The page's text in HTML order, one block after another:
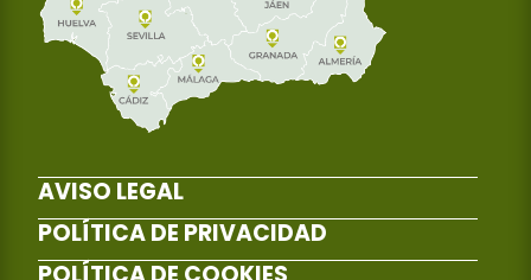
AVISO LEGAL
POLÍTICA DE PRIVACIDAD